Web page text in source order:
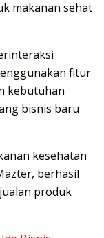
makanan sehat
fitur
kebutuhan
bisnis baru
kesehatan
berhasil
produk